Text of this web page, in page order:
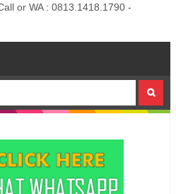
or WA : 0813.1418.1790 -